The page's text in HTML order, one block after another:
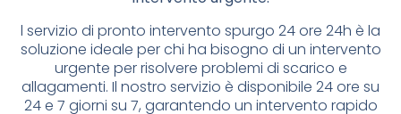
l servizio di pronto intervento spurgo 24 ore 24h è la
soluzione ideale per chi ha bisogno di un intervento
urgente per risolvere problemi di scarico e
allagamenti. Il nostro servizio è disponibile 24 ore su
24 e 7 giorni su 7, garantendo un intervento rapido